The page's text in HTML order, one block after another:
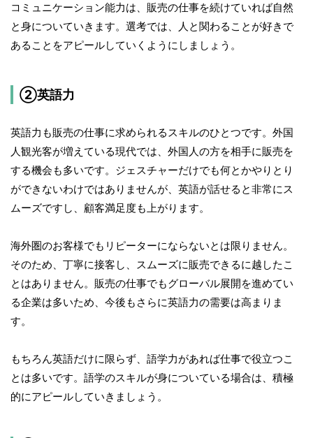
コミュニケーション能力は、販売の仕事を続けていれば自然
と身についていきます。選考では、人と関わることが好きで
あることをアピールしていくようにしましょう。
②英語力
英語力も販売の仕事に求められるスキルのひとつです。外国
人観光客が増えている現代では、外国人の方を相手に販売を
する機会も多いです。ジェスチャーだけでも何とかやりとり
ができないわけではありませんが、英語が話せると非常にス
ムーズですし、顧客満足度も上がります。
海外圏のお客様でもリピーターにならないとは限りません。
そのため、丁寧に接客し、スムーズに販売できるに越したこ
とはありません。販売の仕事でもグローバル展開を進めてい
る企業は多いため、今後もさらに英語力の需要は高まりま
す。
もちろん英語だけに限らず、語学力があれば仕事で役立つこ
とは多いです。語学のスキルが身についている場合は、積極
的にアピールしていきましょう。